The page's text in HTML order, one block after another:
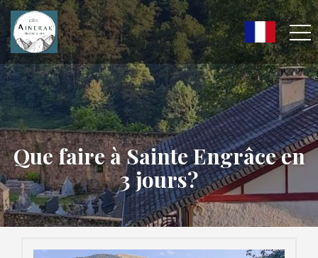
Que faire à Sainte Engrâce en
3 jours?